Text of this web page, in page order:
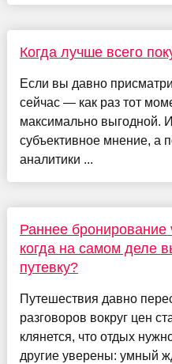
Когда лучше всего
Если вы давно
сейчас — как раз тот
максимально выгодной.
субъективное мнение, а
аналитики ...
Раннее
когда на самом деле
путевку?
Путешествия давно
разговоров вокруг цен
клянется, что отдых
другие уверены: умный